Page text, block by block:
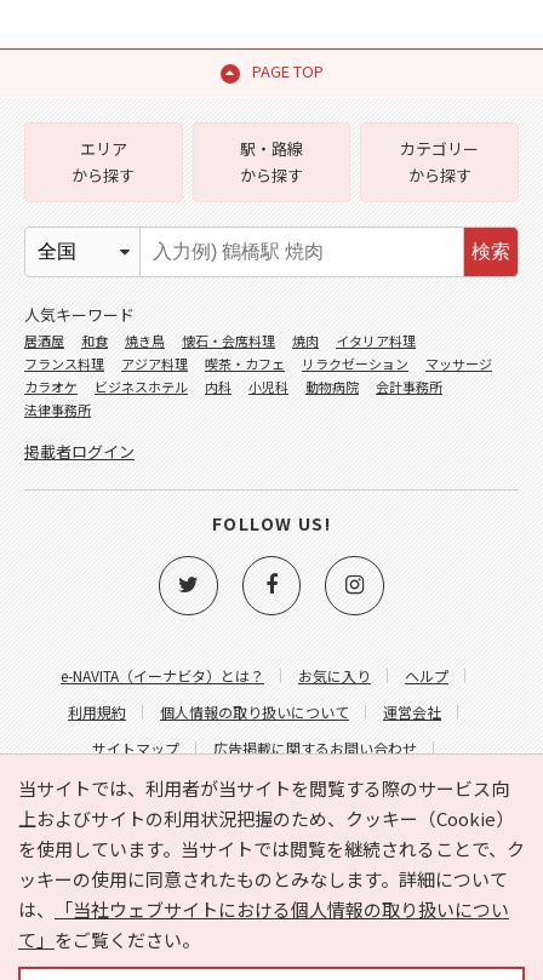
PAGE TOP
当サイトでは、利用者が当サイトを閲覧する際のサービス向
上およびサイトの利用状況把握のため、クッキー（Cookie）
を使用しています。当サイトでは閲覧を継続されることで、ク
ッキーの使用に同意されたものとみなします。詳細について
は、
「当社ウェブサイトにおける個人情報の取り扱いについ
て」 をご覧ください。
e-NAVITA（イーナビタ）とは？ お気に入り
ヘルプ
利用規約
個人情報の取り扱いについて
運営会社
サイトマップ
広告掲載に関するお問い合わせ
サイトの内容に関するお問い合わせ
エリア
から探す
駅・路線
から探す
カテゴリー
から探す
検索
人気キーワード
居酒屋 和食 焼き鳥 懐石・会席料理 焼肉
イタリア料理
フランス料理
アジア料理 喫茶・カフェ リラクゼーション
マッサージ
カラオケ
ビジネスホテル 内科 小児科 動物病院
会計事務所
法律事務所
掲載者ログイン
FOLLOW US!
Copyright © HYOJITO.Co.,Ltd. All Rights Reserved.